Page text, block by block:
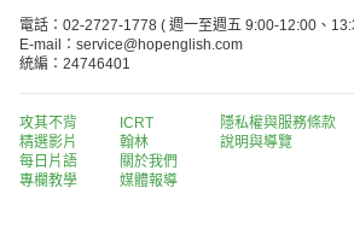
電話：02-2727-1778 ( 週一至週五 9:00-12:00、
E-mail：service@hopenglish.com
統編：24746401
攻其不背
精選影片
每日片語
專欄教學
ICRT
翰林
關於我們
媒體報導
隱私權與服務條款
說明與導覽